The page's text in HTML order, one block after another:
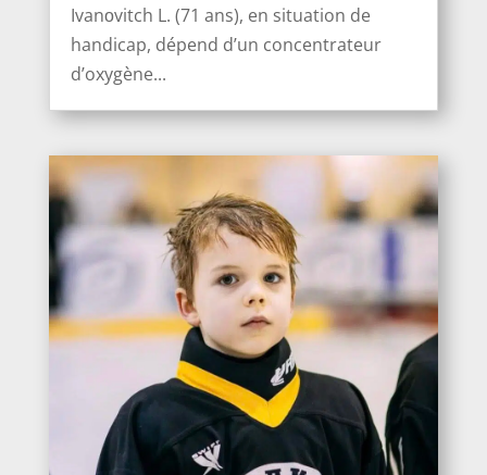
Ivanоvitch L. (71 ans), en situation de
handicap, dépend d’un concentrateur
d’oxygène...